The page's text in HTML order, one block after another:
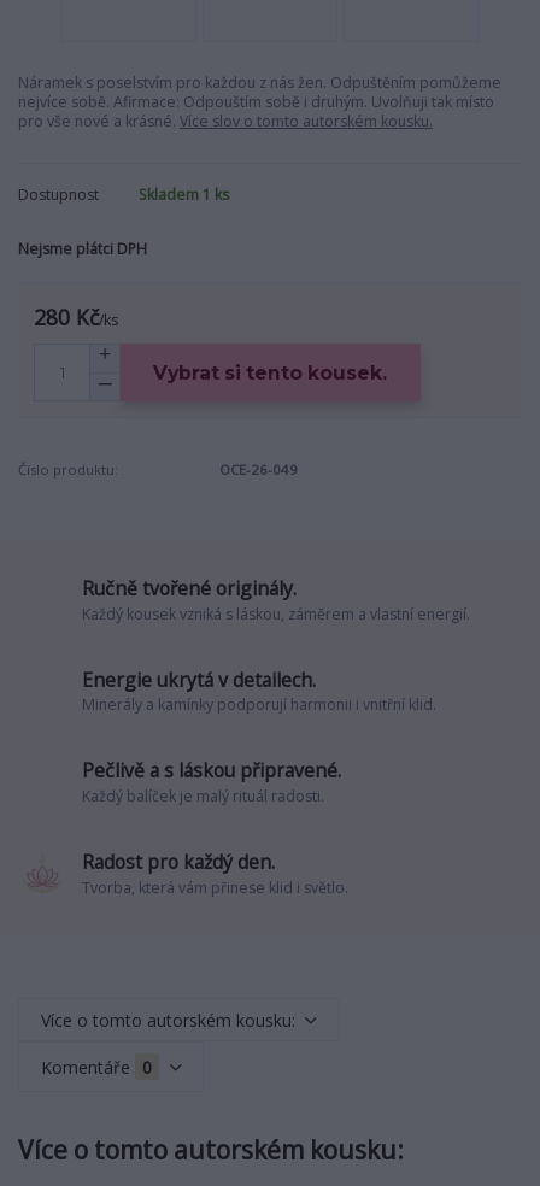
Náramek s poselstvím pro každou z nás žen. Odpuštěním pomůžeme
nejvíce sobě. Afirmace: Odpouštím sobě i druhým. Uvolňuji tak místo
pro vše nové a krásné. Více slov o tomto autorském kousku.
Dostupnost Skladem 1 ks
Nejsme plátci DPH
280 Kč/ks
Vybrat si tento kousek.
Číslo produktu: OCE-26-049
Ručně tvořené originály.
Každý kousek vzniká s láskou, záměrem a vlastní energií.
Energie ukrytá v detailech.
Minerály a kamínky podporují harmonii i vnitřní klid.
Pečlivě a s láskou připravené.
Každý balíček je malý rituál radosti.
Radost pro každý den.
Tvorba, která vám přinese klid i světlo.
Více o tomto autorském kousku:
Komentáře 0
Více o tomto autorském kousku: